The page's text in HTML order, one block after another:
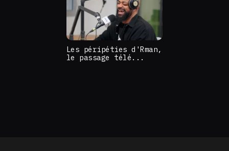
Les péripéties d'Rman,
le passage télé...